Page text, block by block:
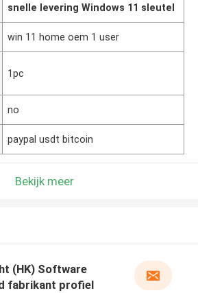
snelle levering Windows 11 sleutel
win 11 home oem 1 user
1pc
no
paypal usdt bitcoin
Bekijk meer
(HK) Software
fabrikant profiel